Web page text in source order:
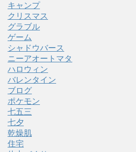
キャンプ
クリスマス
グラブル
ゲーム
シャドウバース
ニーアオートマタ
ハロウィン
バレンタイン
ブログ
ポケモン
七五三
七夕
乾燥肌
住宅